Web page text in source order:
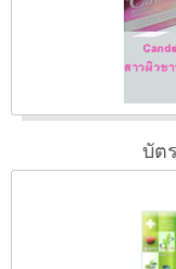
บัต